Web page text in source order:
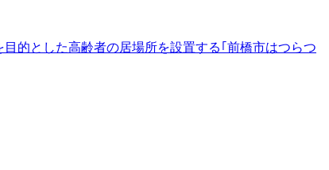
的とした高齢者の居場所を設置する｢前橋市はつらつ